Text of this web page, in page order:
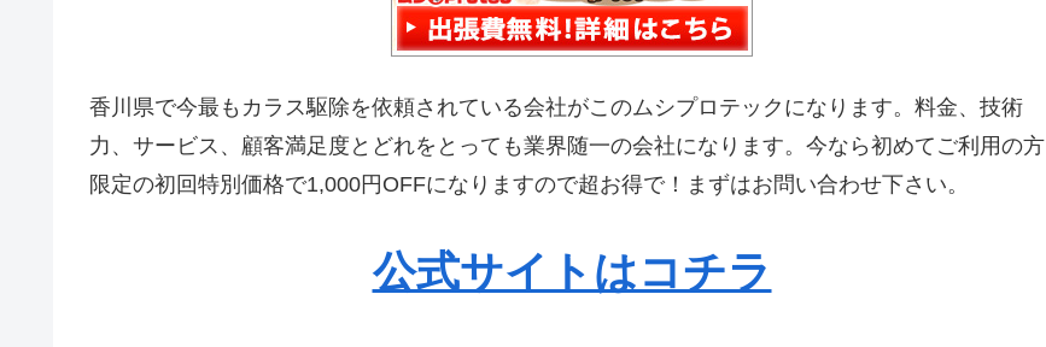
香川県で今最もカラス駆除を依頼されている会社がこのムシプロテックになります。料金、技術
力、サービス、顧客満足度とどれをとっても業界随一の会社になります。今なら初めてご利用の方
限定の初回特別価格で1,000円OFFになりますので超お得で！まずはお問い合わせ下さい。
公式サイトはコチラ